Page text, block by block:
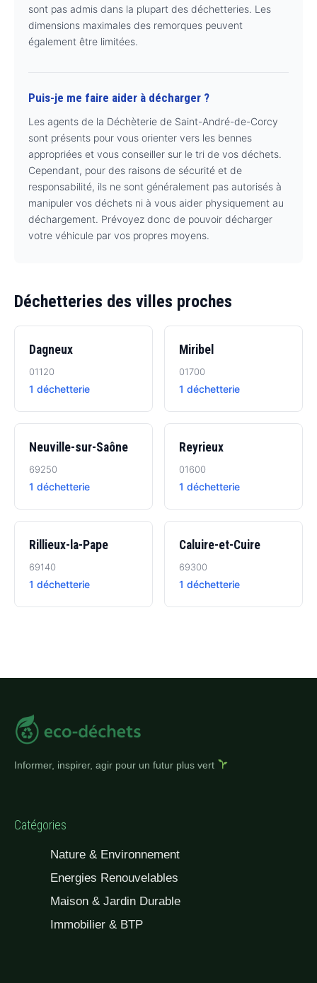
sont pas admis dans la plupart des déchetteries. Les
dimensions maximales des remorques peuvent
également être limitées.
Puis-je me faire aider à décharger ?
Les agents de la Déchèterie de Saint-André-de-Corcy
sont présents pour vous orienter vers les bennes
appropriées et vous conseiller sur le tri de vos déchets.
Cependant, pour des raisons de sécurité et de
responsabilité, ils ne sont généralement pas autorisés à
manipuler vos déchets ni à vous aider physiquement au
déchargement. Prévoyez donc de pouvoir décharger
votre véhicule par vos propres moyens.
Déchetteries des villes proches
Dagneux
01120
1 déchetterie
Miribel
01700
1 déchetterie
Neuville-sur-Saône
69250
1 déchetterie
Reyrieux
01600
1 déchetterie
Rillieux-la-Pape
69140
1 déchetterie
Caluire-et-Cuire
69300
1 déchetterie
Informer, inspirer, agir pour un futur plus vert
Catégories
Nature & Environnement
Energies Renouvelables
Maison & Jardin Durable
Immobilier & BTP